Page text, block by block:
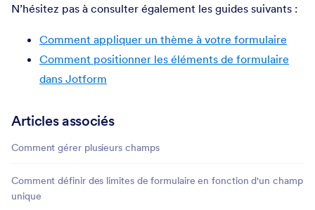
N’hésitez pas à consulter également les guides suivants :
Comment appliquer un thème à votre formulaire
Comment positionner les éléments de formulaire
dans Jotform
Articles associés
Comment gérer plusieurs champs
Comment définir des limites de formulaire en fonction d'un champ
unique